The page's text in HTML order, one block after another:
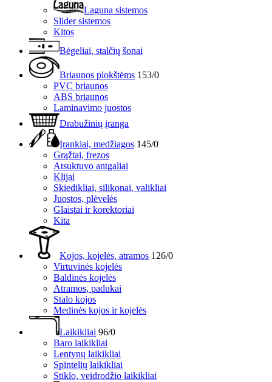
Laguna sistemos
Slider sistemos
Kitos
Bėgeliai, stalčių šonai
Briaunos plokštėms 153/0
PVC briaunos
ABS briaunos
Laminavimo juostos
Drabužinių įranga
Įrankiai, medžiagos 145/0
Grąžtai, frezos
Atsuktuvo antgaliai
Klijai
Skiedikliai, silikonai, valikliai
Juostos, plėvelės
Glaistai ir korektoriai
Kita
Kojos, kojelės, atramos 126/0
Virtuvinės kojelės
Baldinės kojelės
Atramos, padukai
Stalo kojos
Medinės kojos ir kojelės
Laikikliai 96/0
Baro laikikliai
Lentynų laikikliai
Spintelių laikikliai
Stiklo, veidrodžio laikikliai